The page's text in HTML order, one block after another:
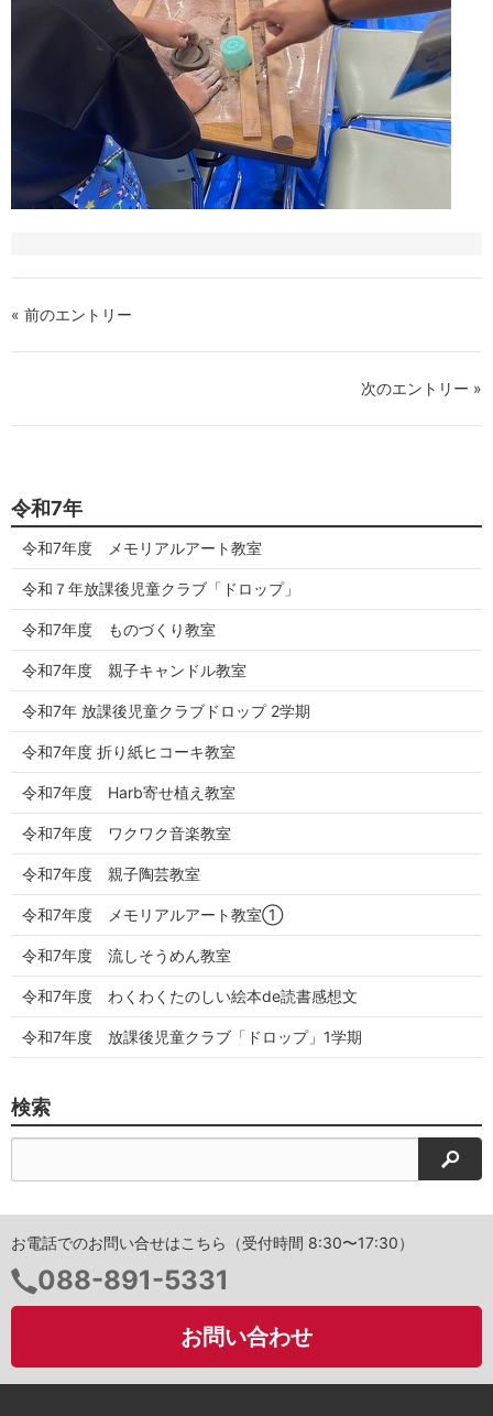
« 前のエントリー
次のエントリー »
令和7年
令和7年度 メモリアルアート教室
令和７年放課後児童クラブ「ドロップ」
令和7年度 ものづくり教室
令和7年度 親子キャンドル教室
令和7年 放課後児童クラブドロップ 2学期
令和7年度 折り紙ヒコーキ教室
令和7年度 Harb寄せ植え教室
令和7年度 ワクワク音楽教室
令和7年度 親子陶芸教室
令和7年度 メモリアルアート教室①
令和7年度 流しそうめん教室
令和7年度 わくわくたのしい絵本de読書感想文
令和7年度 放課後児童クラブ「ドロップ」1学期
検索
検索
お電話でのお問い合せはこちら（受付時間 8:30〜17:30）
電
話
号：
088-891-5331
お問い合わせ